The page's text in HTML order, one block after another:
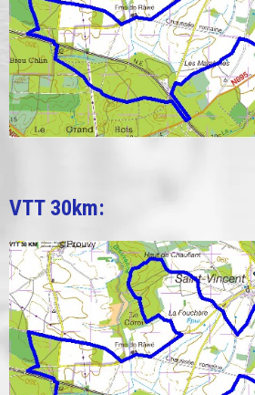
VTT 30km: